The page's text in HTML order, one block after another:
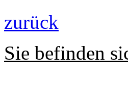
zurück
Sie befinden